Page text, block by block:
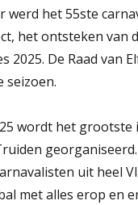
werd het 55ste
het ontsteken van
2025. De Raad van
seizoen.
wordt het
uit heel
met alles erop en